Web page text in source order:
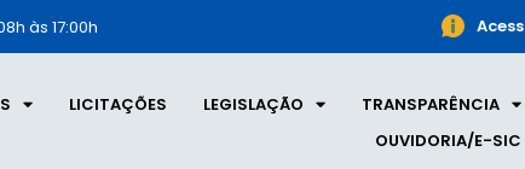
às 17:00h
LICITAÇÕES LEGISLAÇÃO
TRANSPARÊNCIA
OUVIDORIA/E-SIC